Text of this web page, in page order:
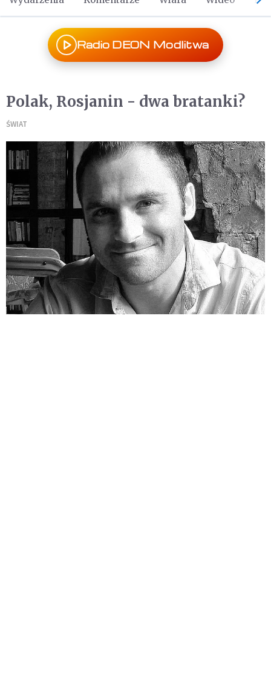
Radio DEON Modlitwa
Polak, Rosjanin - dwa bratanki?
ŚWIAT